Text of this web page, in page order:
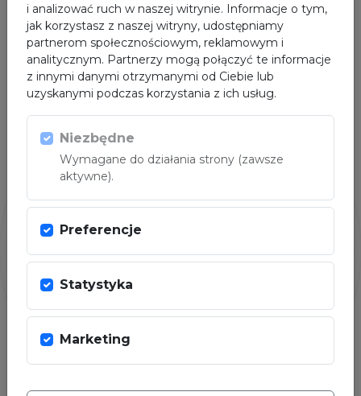
PARTNER
i analizować ruch w naszej witrynie. Informacje o tym,
jak korzystasz z naszej witryny, udostępniamy
partnerom społecznościowym, reklamowym i
analitycznym. Partnerzy mogą połączyć te informacje
z innymi danymi otrzymanymi od Ciebie lub
uzyskanymi podczas korzystania z ich usług.
Niezbędne
Wymagane do działania strony (zawsze
aktywne).
Preferencje
Statystyka
Marketing